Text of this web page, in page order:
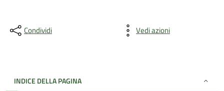
Condividi Vedi azioni
INDICE DELLA PAGINA